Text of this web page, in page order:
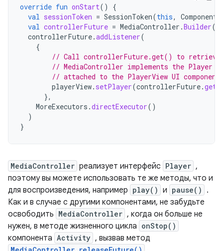
override fun onStart()
{
val sessionToken = SessionToken(this,
val controllerFuture = MediaController .Builder(
controllerFuture.addListener(
{
// Call controllerFuture.get() to retrieve
// MediaController implements the Player
// attached to the PlayerView UI
playerView. setPlayer(controllerFuture.get
},
MoreExecutors .directExecutor()
)
}
MediaController реализует интерфейс Player ,
поэтому вы можете использовать те же методы, что и
для воспроизведения, например play() и pause()
.
Как и в случае с другими компонентами, не забудьте
освободить MediaController , когда он больше не
нужен, в методе жизненного цикла onStop()
компонента Activity , вызвав метод